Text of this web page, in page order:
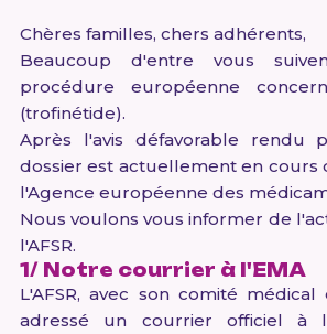
Chères familles, chers adhérents,
Beaucoup d'entre vous
procédure européenne
(trofinétide).
Après l'avis défavorable rendu
dossier est actuellement en cours
l'Agence européenne des
Nous voulons vous informer de
l'AFSR.
1/ Notre courrier à l'EMA
L'AFSR, avec son comité
adressé un courrier officiel à